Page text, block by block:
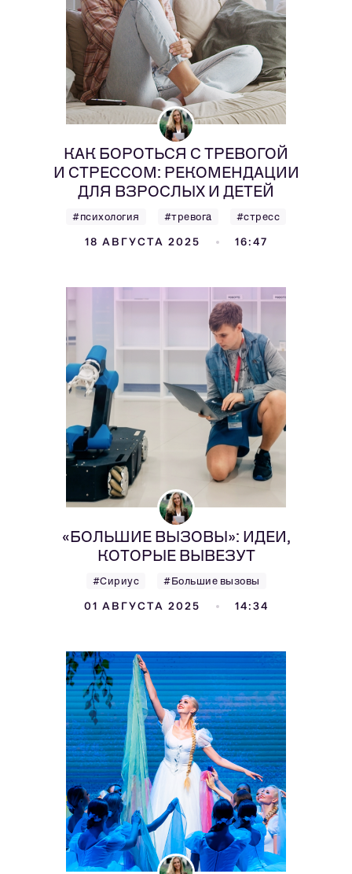
КАК БОРОТЬСЯ С ТРЕВОГОЙ
И СТРЕССОМ: РЕКОМЕНДАЦИИ
ДЛЯ ВЗРОСЛЫХ И ДЕТЕЙ
#психология #тревога #стресс
18 АВГУСТА 2025 16:47
«БОЛЬШИЕ ВЫЗОВЫ»: ИДЕИ,
КОТОРЫЕ ВЫВЕЗУТ
#Сириус #Большие вызовы
01 АВГУСТА 2025 14:34